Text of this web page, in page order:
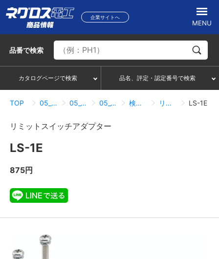
企業サイトへ
MENU
品番で検索
カタログページで検索 品名、評定・認定番号で検索
TOP 05_盤・火災報知設備用部材 05_01_盤内配線 05_01_11_リミットスイッチアダプター 検索結果一覧 リミットスイッチアダプター LS-1E
リミットスイッチアダプター
LS-1E
875円